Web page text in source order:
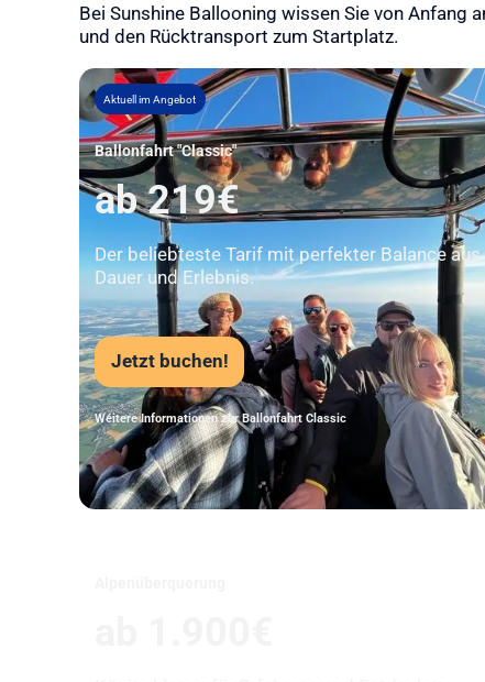
Bei Sunshine Ballooning wissen Sie von Anfang
und den Rücktransport zum Startplatz.
Aktuell im Angebot
Ballonfahrt "Classic"
ab 219€
Der beliebteste Tarif mit perfekter Balance aus
Dauer und Erlebnis.
Jetzt buchen!
Weitere Informationen zur Ballonfahrt Classic